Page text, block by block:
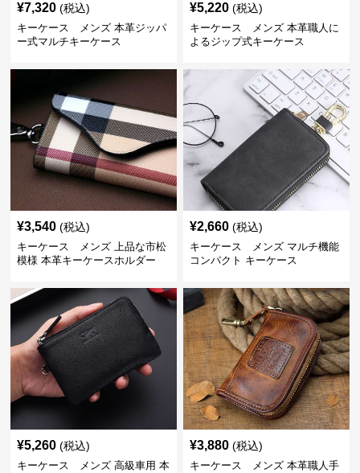
¥7,320 (税込)
キーケース メンズ 本革ジッパ
ー式マルチキーケース
¥5,220 (税込)
キーケース メンズ 本革職人に
よるジップ式キーケース
¥3,540 (税込)
キーケース メンズ 上品な市松
模様 本革キーケースホルダー
¥2,660 (税込)
キーケース メンズ マルチ機能
コンパクト キーケース
¥5,260 (税込)
キーケース メンズ 高級車用 本
¥3,880 (税込)
キーケース メンズ 本革職人手